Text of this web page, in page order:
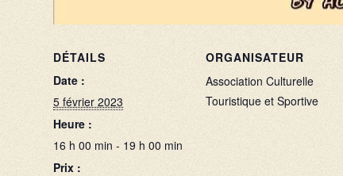
DÉTAILS
Date :
5 février 2023
Heure :
16 h 00 min - 19 h 00 min
Prix :
ORGANISATEUR
Association Culturelle
Touristique et Sportive